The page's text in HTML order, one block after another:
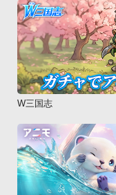
W三国志